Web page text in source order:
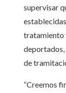
supervisar
tratamiento
deportados,
de
“Creemos